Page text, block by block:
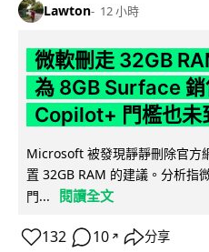
Lawton 12 小時
微軟刪走 32GB
為 8GB Surface
Copilot+ 門檻也未
Microsoft 被發現靜靜刪除官方
置 32GB RAM 的建議。分析指
門...
閱讀全文
132 10 ↗ 分享